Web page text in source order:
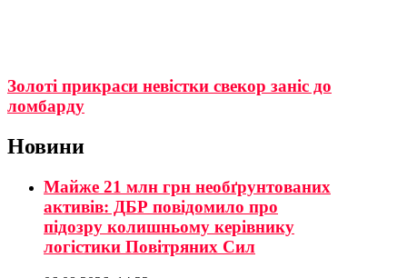
Золоті прикраси невістки свекор заніс до
ломбарду
Новини
Майже 21 млн грн необґрунтованих
активів: ДБР повідомило про
підозру колишньому керівнику
логістики Повітряних Сил